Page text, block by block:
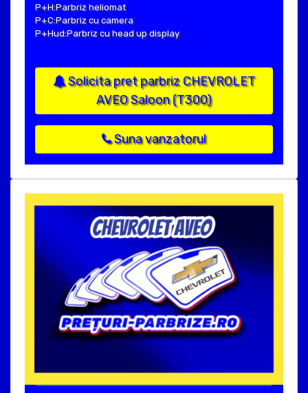
P+H:Parbriz heliomat
P+C:Parbriz cu camera
P+Hud:Parbriz cu head up display
Solicita pret parbriz CHEVROLET
AVEO Saloon (T300)
Suna vanzatorul